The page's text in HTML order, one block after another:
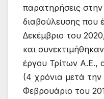
παρατηρήσεις στην
διαβούλευσης που
∆εκέµβριο του
και
έργου Τρίτων Α.Ε.,
(4 χρόνια µετά
Φεβρουάριο του